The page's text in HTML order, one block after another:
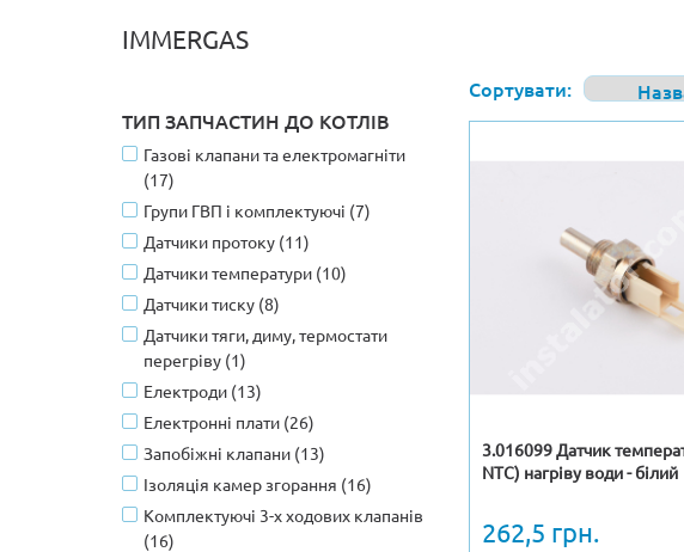
IMMERGAS
ТИП ЗАПЧАСТИН ДО КОТЛІВ
Газові клапани та електромагніти
(17)
Групи ГВП і комплектуючі (7)
Датчики протоку (11)
Датчики температури (10)
Датчики тиску (8)
Датчики тяги, диму, термостати
перегріву (1)
Електроди (13)
Електронні плати (26)
Запобіжні клапани (13)
Ізоляція камер згорання (16)
Комплектуючі 3-х ходових клапанів
(16)
Сортувати
3.016099 Датчик
NTC) нагріву води - білий
262,5 грн.